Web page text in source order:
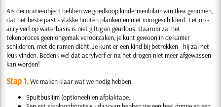
Als decoratie-object hebben we goedkoop kindermeubilair van Ikea genomen,
dat het beste past - vlakke houten planken en niet voorgeschilderd. Let op -
acrylverf op waterbasis is niet giftig en geurloos. Daarom zal het
tekenproces geen ongemak veroorzaken, je kunt gewoon in de kamer
schilderen, met de ramen dicht. Je kunt er een kind bij betrekken - hij zal het
leuk vinden. Bedenk wel dat acrylverf er na het drogen niet meer afgewassen
kan worden!
Stap 1.We maken klaar wat we nodig hebben:
Spuitbuslijm (optioneel) en afplaktape.